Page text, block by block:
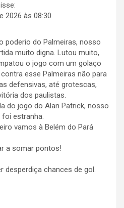
2026 às 08:30
poderio do Palmeiras, nosso
muito digna. Lutou muito,
o jogo com um golaço
esse Palmeiras não para
defensivas, até grotescas,
dos paulistas.
do jogo do Alan Patrick, nosso
foi estranha.
vamos à Belém do Pará
a somar pontos!
desperdiça chances de gol.